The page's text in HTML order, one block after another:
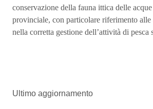
conservazione della fauna ittica delle
provinciale, con particolare riferimento alle
nella corretta gestione dell’attività di pesca
Ultimo aggiornamento